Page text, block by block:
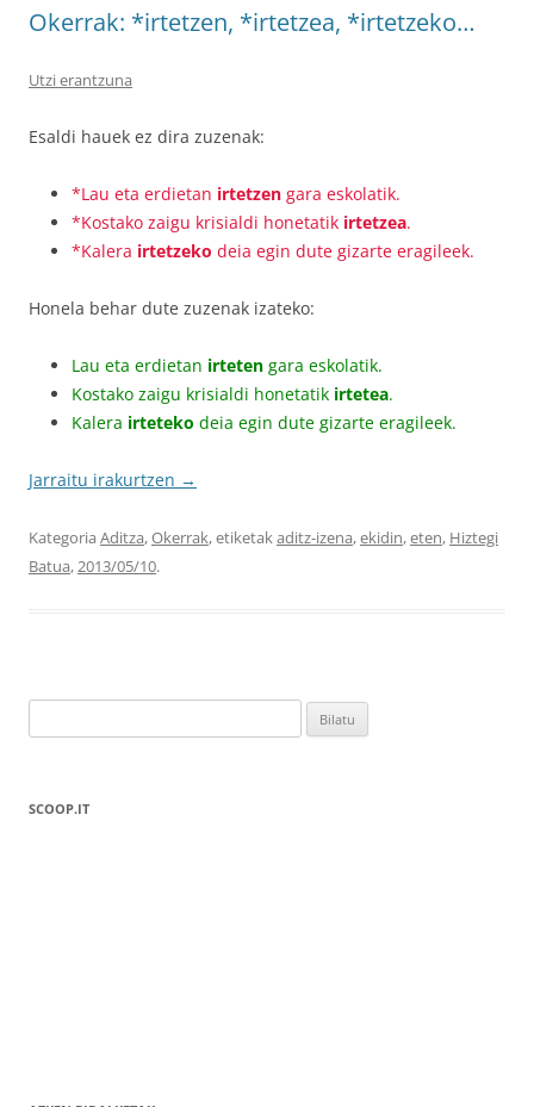
Okerrak: *irtetzen, *irtetzea, *irtetzeko…
Utzi erantzuna
Esaldi hauek ez dira zuzenak:
*Lau eta erdietan irtetzen gara eskolatik.
*Kostako zaigu krisialdi honetatik irtetzea.
*Kalera irtetzeko deia egin dute gizarte eragileek.
Honela behar dute zuzenak izateko:
Lau eta erdietan irteten gara eskolatik.
Kostako zaigu krisialdi honetatik irtetea.
Kalera irteteko deia egin dute gizarte eragileek.
Jarraitu irakurtzen →
Kategoria Aditza,Okerrak, etiketakaditz-izena,ekidin,eten, Hiztegi
Batua,2013/05/10.
SCOOP.IT